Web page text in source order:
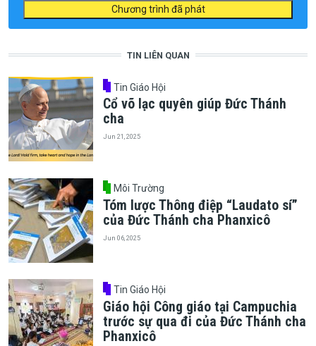
Chương trình đã phát
TIN LIÊN QUAN
Tin Giáo Hội
Cổ võ lạc quyên giúp Đức Thánh
cha
Jun 21, 2025
Môi Trường
Tóm lược Thông điệp “Laudato sí”
của Đức Thánh cha Phanxicô
Jun 06, 2025
Tin Giáo Hội
Giáo hội Công giáo tại Campuchia
trước sự qua đi của Đức Thánh cha
Phanxicô